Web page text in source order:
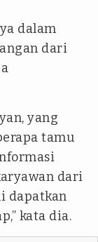
dalam
dari
yang
tamu
dari
dapatkan
kata dia.